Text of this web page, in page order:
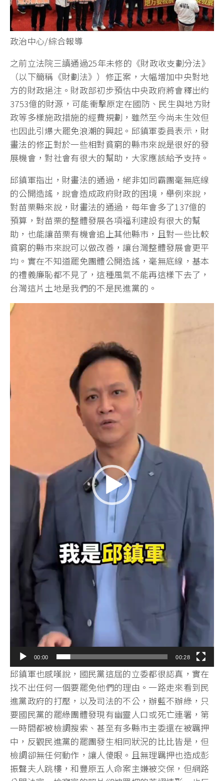
政治中心/綜合報導
之前立法院三讀通過25年未修的《財政收支劃分法》
（以下簡稱《財劃法》）修正案，大幅增加中央對地
方的財政挹注。財政部初步預估中央政府將會釋出約
3753億的財源，可能衝擊原定在國防、民生與地方財
政等多樣施政措施的經費規劃，雖然至今尚未生效但
也因此引爆大罷免浪潮的興起。邱鎮軍委員表示，財
畫法的修正對於一些相對貧窮的縣市來說是很好的發
展機會，對社會有很大的幫助，大家應該給予支持。
邱鎮軍指出，財畫法的通過，絕非如同霸團毫無底線
的公開造謠，說會造成政府財政的困境，舉例來說，
對苗栗縣來說，財畫法的通過，每年會多了137億的
預算，對苗栗的整體發展各項福利建設有很大的幫
助，也能讓苗栗有機會追上其他縣市，且對一些比較
貧窮的縣市來說可以做改善，讓台灣整體發展會更平
均。實在不知道罷免團體公開造謠，毫無底線，基本
的禮義廉恥都不見了，這種風氣不能再這樣下去了，
台灣這片土地是我們的不是民進黨的。
視
00:00 00:28
邱鎮軍也感嘆說，國民黨這屆的立委都很認真，實在
找不出任何一個要罷免他們的理由。一路走來看到民
進黨政府的打壓，以及司法的不公，辦藍不辦綠，只
要國民黨的罷綠團體發現有幽靈人口或死亡連署，第
一時間都被檢調搜索、甚至有多縣市主委還在被羈押
中，反觀民進黨的罷團發生相同狀況的比比皆是，但
檢調卻無任何動作，讓人傻眼。且無理羈押也造成彭
振聲夫人跳樓，和豐原五人命案主嫌被交保，但網路